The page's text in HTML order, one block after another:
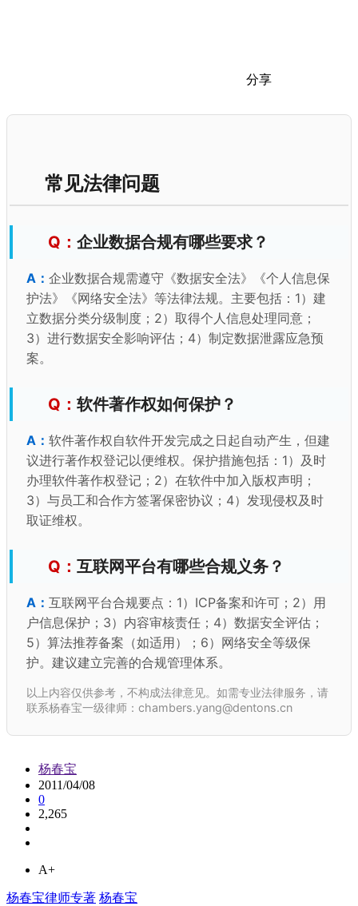
分享
常见法律问题
企业数据合规有哪些要求？
企业数据合规需遵守《数据安全法》《个人信息保
护法》《网络安全法》等法律法规。主要包括：1）建
立数据分类分级制度；2）取得个人信息处理同意；
3）进行数据安全影响评估；4）制定数据泄露应急预
案。
软件著作权如何保护？
软件著作权自软件开发完成之日起自动产生，但建
议进行著作权登记以便维权。保护措施包括：1）及时
办理软件著作权登记；2）在软件中加入版权声明；
3）与员工和合作方签署保密协议；4）发现侵权及时
取证维权。
互联网平台有哪些合规义务？
互联网平台合规要点：1）ICP备案和许可；2）用
户信息保护；3）内容审核责任；4）数据安全评估；
5）算法推荐备案（如适用）；6）网络安全等级保
护。建议建立完善的合规管理体系。
以上内容仅供参考，不构成法律意见。如需专业法律服务，请
联系杨春宝一级律师：chambers.yang@dentons.cn
杨春宝
2011/04/08
0
2,265
A+
杨春宝律师专著 杨春宝